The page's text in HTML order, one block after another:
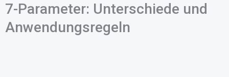
7-Parameter: Unterschiede und
Anwendungsregeln